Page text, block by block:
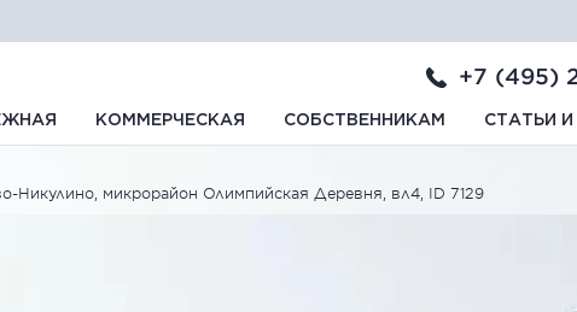
+7 (495)
КОММЕРЧЕСКАЯ СОБСТВЕННИКАМ СТАТЬИ
Никулино, микрорайон Олимпийская Деревня, вл4, ID 7129